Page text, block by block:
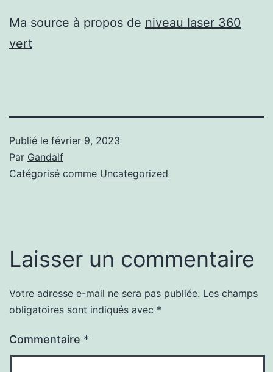
Ma source à propos de niveau laser 360
vert
Publié le février 9, 2023
Par Gandalf
Catégorisé comme Uncategorized
Laisser un commentaire
Votre adresse e-mail ne sera pas publiée. Les champs
obligatoires sont indiqués avec *
Commentaire *